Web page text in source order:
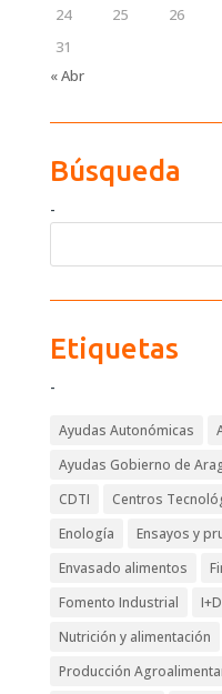
24
25 26
31
« Abr
Búsqueda
-
Etiquetas
-
Ayudas Autonómicas
Ayudas Gobierno de
CDTI
Centros
Enología
Ensayos y
Envasado alimentos
Fomento Industrial
Nutrición y alimentación
Producción